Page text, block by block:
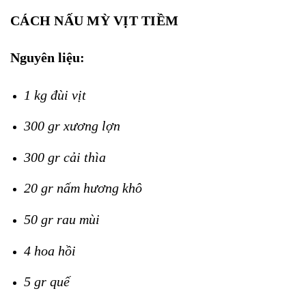
CÁCH NẤU MỲ VỊT TIỀM
Nguyên liệu:
1 kg đùi vịt
300 gr xương lợn
300 gr cải thìa
20 gr nấm hương khô
50 gr rau mùi
4 hoa hồi
5 gr quế